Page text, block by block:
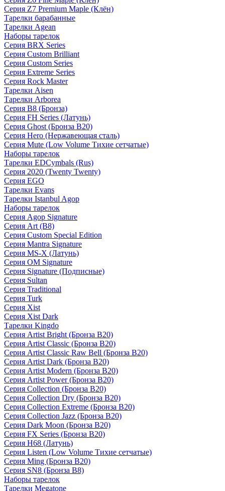
Серия Z7 Premium Maple (Клён)
Тарелки барабанные
Тарелки Agean
Наборы тарелок
Серия BRX Series
Серия Custom Brilliant
Серия Custom Series
Серия Extreme Series
Серия Rock Master
Тарелки Aisen
Тарелки Arborea
Серия B8 (Бронза)
Серия FH Series (Латунь)
Серия Ghost (Бронза B20)
Серия Hero (Нержавеющая сталь)
Серия Mute (Low Volume Тихие сетчатые)
Наборы тарелок
Тарелки EDCymbals (Rus)
Серия 2020 (Twenty Twenty)
Серия EGO
Тарелки Evans
Тарелки Istanbul Agop
Наборы тарелок
Серия Agop Signature
Серия Art (B8)
Серия Custom Special Edition
Серия Mantra Signature
Серия MS-X (Латунь)
Серия OM Signature
Серия Signature (Подписные)
Серия Sultan
Серия Traditional
Серия Turk
Серия Xist
Серия Xist Dark
Тарелки Kingdo
Серия Artist Bright (Бронза B20)
Серия Artist Classic (Бронза B20)
Серия Artist Classic Raw Bell (Бронза B20)
Серия Artist Dark (Бронза B20)
Серия Artist Modern (Бронза B20)
Серия Artist Power (Бронза B20)
Серия Collection (Бронза B20)
Серия Collection Dry (Бронза B20)
Серия Collection Extreme (Бронза B20)
Серия Collection Jazz (Бронза B20)
Серия Dark Moon (Бронза B20)
Серия FX Series (Бронза B20)
Серия H68 (Латунь)
Серия Listen (Low Volume Тихие сетчатые)
Серия Ming (Бронза B20)
Серия SN8 (Бронза B8)
Наборы тарелок
Тарелки Megatone